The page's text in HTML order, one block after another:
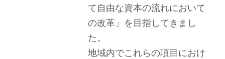
て自由な資本の流れにおいて
の改革」を目指してきまし
た。
地域内でこれらの項目におけ